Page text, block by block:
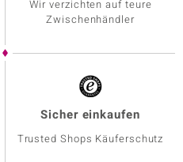
Wir verzichten auf teure
Zwischenhändler
Sicher einkaufen
Trusted Shops Käuferschutz